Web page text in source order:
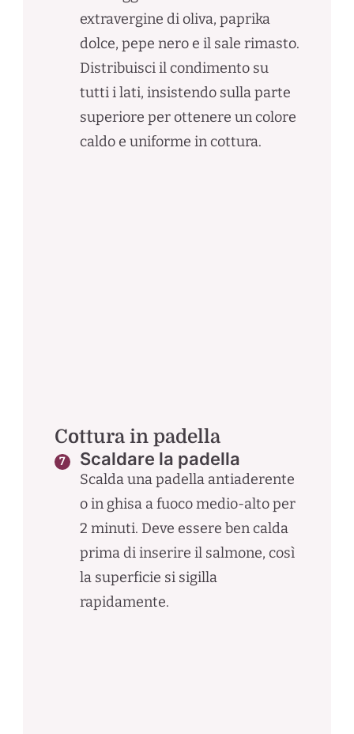
extravergine di oliva, paprika
dolce, pepe nero e il sale rimasto.
Distribuisci il condimento su
tutti i lati, insistendo sulla parte
superiore per ottenere un colore
caldo e uniforme in cottura.
Cottura in padella
Scaldare la padella
Scalda una padella antiaderente
o in ghisa a fuoco medio-alto per
2 minuti. Deve essere ben calda
prima di inserire il salmone, così
la superficie si sigilla
rapidamente.